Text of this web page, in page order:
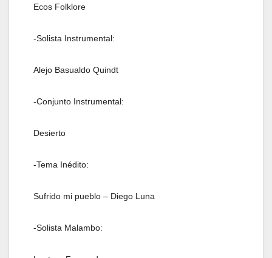
Ecos Folklore
-Solista Instrumental:
Alejo Basualdo Quindt
-Conjunto Instrumental:
Desierto
-Tema Inédito:
Sufrido mi pueblo – Diego Luna
-Solista Malambo: